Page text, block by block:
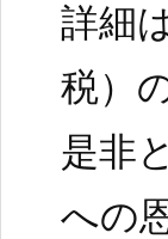
詳細
税）
是非
への